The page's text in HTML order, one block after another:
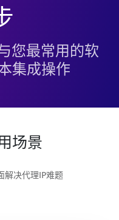
您最常用的软
集成操作
场景
解决代理IP难题